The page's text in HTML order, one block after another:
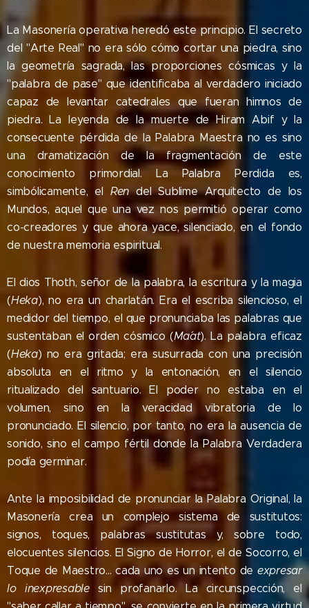
La Masonería operativa heredó este principio. El secreto
del "Arte Real" no era sólo cómo cortar una piedra, sino
la geometría sagrada, las proporciones cósmicas y la
"palabra de pase" que identificaba al verdadero iniciado
capaz de levantar catedrales que fueran himnos de
piedra. La leyenda de la muerte de Hiram Abif y la
consecuente pérdida de la Palabra Maestra no es sino
una dramatización de la fragmentación de este
conocimiento primordial. La Palabra Perdida es,
simbólicamente, el Rendel Sublime Arquitecto de los
Mundos, aquel que una vez nos permitió operar como
co-creadores y que ahora yace, silenciado, en el fondo
de nuestra memoria espiritual.
El dios Thoth, señor de la palabra, la escritura y la magia
(Heka), no era un charlatán. Era el escriba silencioso, el
medidor del tiempo, el que pronunciaba las palabras que
sustentaban el orden cósmico (Ma´at). La palabra eficaz
(Heka) no era gritada; era susurrada con una precisión
absoluta en el ritmo y la entonación, en el silencio
ritualizado del santuario. El poder no estaba en el
volumen, sino en la veracidad vibratoria de lo
pronunciado. El silencio, por tanto, no era la ausencia de
sonido, sino el campo fértil donde la Palabra Verdadera
podía germinar.
Ante la imposibilidad de pronunciar la Palabra Original, la
Masonería crea un complejo sistema de sustitutos:
signos, toques, palabras sustitutas y, sobre todo,
elocuentes silencios. El Signo de Horror, el de Socorro, el
Toque de Maestro... cada uno es un intento de expresar
lo inexpresable sin profanarlo. La circunspección, el